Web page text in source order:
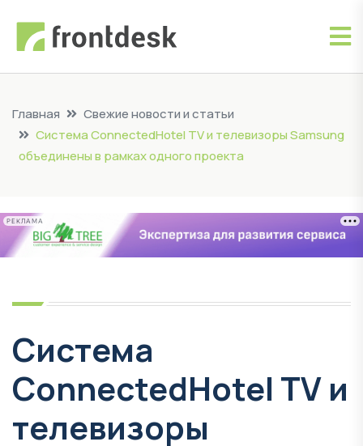
Главная
Свежие новости и статьи
Система ConnectedHotel TV и телевизоры Samsung
объединены в рамках одного проекта
РЕКЛАМА
Система
ConnectedHotel TV и
телевизоры